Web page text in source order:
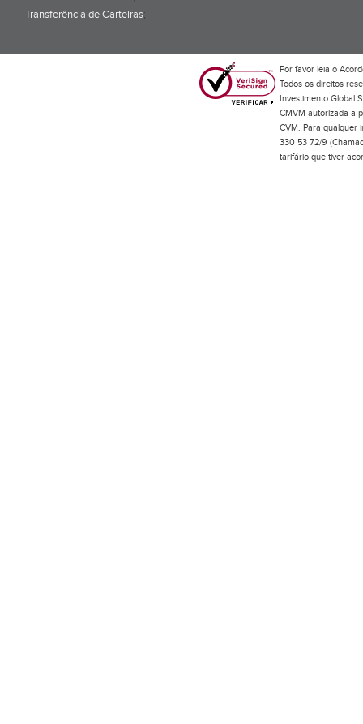
Transferência de Carteiras;
Por favor leia o
Todos os direitos
Investimento Global
CMVM autorizada a
CVM. Para qualquer
330 53 72/9
tarifário que tiver